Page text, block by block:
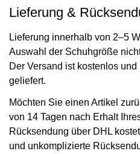
Lieferung &
Lieferung innerhalb von 2–5
Auswahl der Schuhgröße
Der Versand ist kostenlos
geliefert.
Möchten Sie einen Artikel
von 14 Tagen nach Erhalt
Rücksendung über DHL
und unkomplizierte